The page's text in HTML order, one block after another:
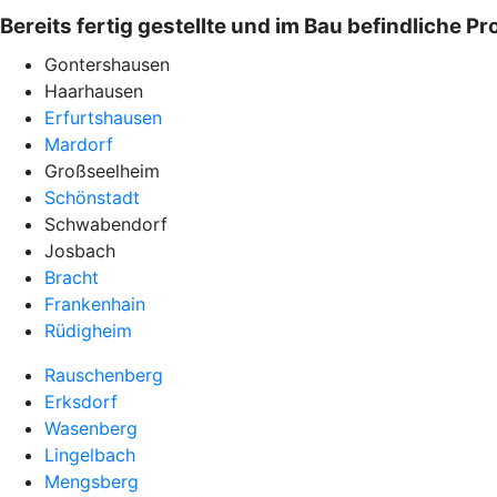
Bereits fertig gestellte und im Bau befindliche
Gontershausen
Haarhausen
Erfurtshausen
Mardorf
Großseelheim
Schönstadt
Schwabendorf
Josbach
Bracht
Frankenhain
Rüdigheim
Rauschenberg
Erksdorf
Wasenberg
Lingelbach
Mengsberg